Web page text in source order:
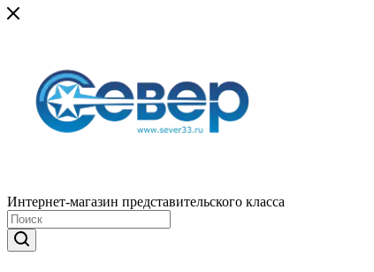
Интернет-магазин представительского класса